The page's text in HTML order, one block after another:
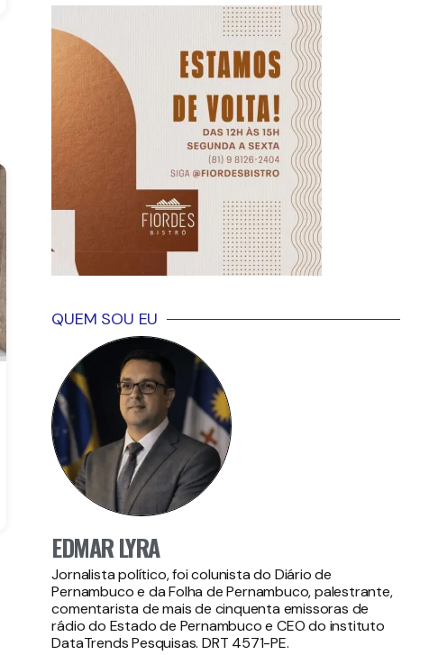
QUEM SOU EU
EDMAR LYRA
Jornalista político, foi colunista do Diário de
Pernambuco e da Folha de Pernambuco, palestrante,
comentarista de mais de cinquenta emissoras de
rádio do Estado de Pernambuco e CEO do instituto
DataTrends Pesquisas. DRT 4571-PE.